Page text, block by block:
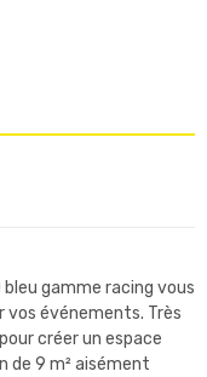
gamme racing vous
vos événements. Très
créer un espace
de 9 m² aisément